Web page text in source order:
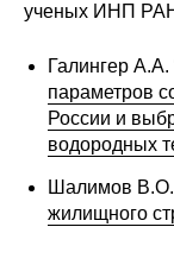
ученых ИНП
Галингер А.А.
параметров
России и
водородных
Шалимов
жилищного